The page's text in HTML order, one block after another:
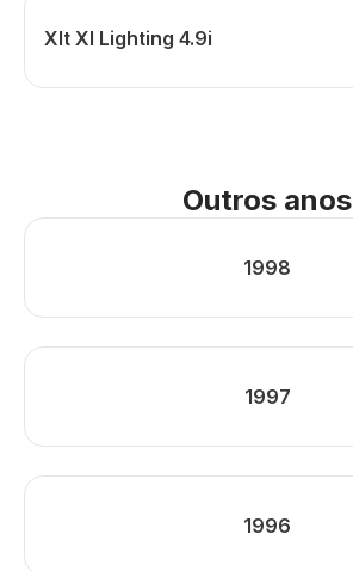
Xlt Xl Lighting 4.9i
Outros anos
1998
1997
1996